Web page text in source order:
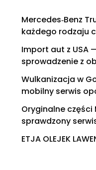
Mercedes‑Benz
każdego rodzaju
Import aut z USA
sprowadzenie z
Wulkanizacja w
mobilny serwis
Oryginalne części
sprawdzony
ETJA OLEJEK